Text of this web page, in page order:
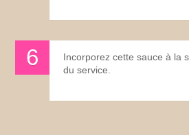
Incorporez cette sauce à la
du service.